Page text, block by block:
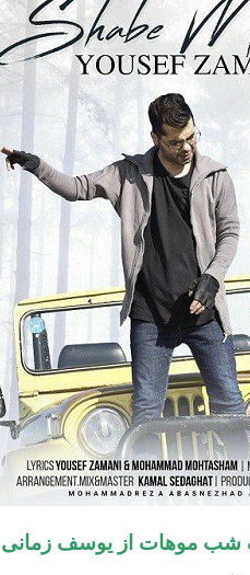
شب موهات از یوسف زمانی